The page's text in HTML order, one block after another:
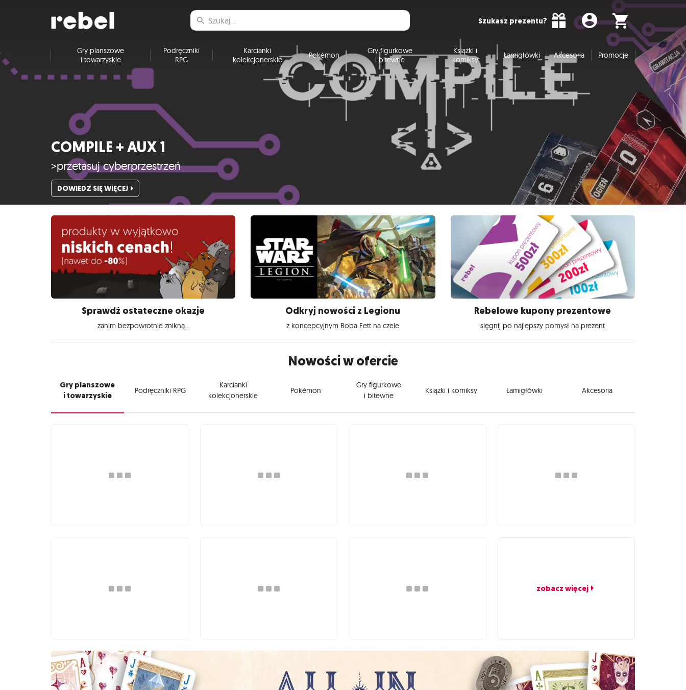
Szukasz prezentu?
Gry planszowe
i towarzyskie
Podręczniki
RPG
Karcianki
kolekcjonerskie
Pokémon
Gry figurkowe
i bitewne
Książki i
komiksy
Łamigłówki Akcesoria Promocje
COMPILE + AUX 1
>przetasuj cyberprzestrzeń
DOWIEDZ SIĘ WIĘCEJ
Sprawdź ostateczne okazje
zanim bezpowrotnie znikną...
Odkryj nowości z Legionu
z koncepcyjnym Boba Fett na czele
Rebelowe kupony prezentowe
sięgnij po najlepszy pomysł na prezent
Nowości w ofercie
Gry planszowe
i towarzyskie
Podręczniki RPG
Karcianki
kolekcjonerskie
Pokémon
Gry figurkowe
i bitewne
Książki i komiksy Łamigłówki Akcesoria
zobacz więcej